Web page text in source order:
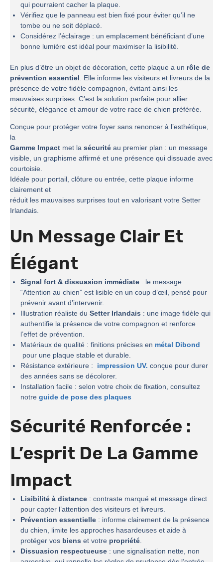
qui pourraient cacher la plaque.
Vérifiez que le panneau est bien fixé pour éviter qu’il ne
tombe ou ne soit déplacé.
Considérez l’éclairage : un emplacement bénéficiant d’une
bonne lumière est idéal pour maximiser la lisibilité.
En plus d’être un objet de décoration, cette plaque a un rôle de
prévention essentiel. Elle informe les visiteurs et livreurs de la
présence de votre fidèle compagnon, évitant ainsi les
mauvaises surprises. C’est la solution parfaite pour allier
sécurité, élégance et amour de votre race de chien préférée.
Conçue pour protéger votre foyer sans renoncer à l’esthétique,
la
Gamme Impact met la sécurité au premier plan : un message
visible, un graphisme affirmé et une présence qui dissuade avec
courtoisie.
Idéale pour portail, clôture ou entrée, cette plaque informe
clairement et
réduit les mauvaises surprises tout en valorisant votre Setter
Irlandais.
Un Message Clair Et
Élégant
Signal fort & dissuasion immédiate : le message
“Attention au chien” est lisible en un coup d’œil, pensé pour
prévenir avant d’intervenir.
Illustration réaliste du Setter Irlandais : une image fidèle qui
authentifie la présence de votre compagnon et renforce
l’effet de prévention.
Matériaux de qualité : finitions précises en métal Dibond
pour une plaque stable et durable.
Résistance extérieure :
impression UV. conçue pour durer
des années sans se décolorer.
Installation facile : selon votre choix de fixation, consultez
notre guide de pose des plaques
Sécurité Renforcée :
L’esprit De La Gamme
Impact
Lisibilité à distance : contraste marqué et message direct
pour capter l’attention des visiteurs et livreurs.
Prévention essentielle : informe clairement de la présence
du chien, limite les approches hasardeuses et aide à
protéger vos biens et votre propriété.
Dissuasion respectueuse : une signalisation nette, non